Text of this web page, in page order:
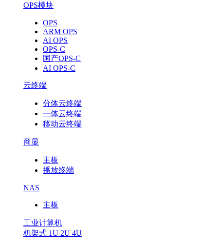
OPS模块
OPS
ARM OPS
AI OPS
OPS-C
国产OPS-C
AI OPS-C
云终端
分体云终端
一体云终端
移动云终端
商显
主板
播放终端
NAS
主板
工业计算机
机架式 1U 2U 4U